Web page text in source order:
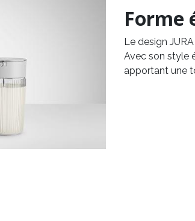
Forme
Le design
Avec son style
apportant une